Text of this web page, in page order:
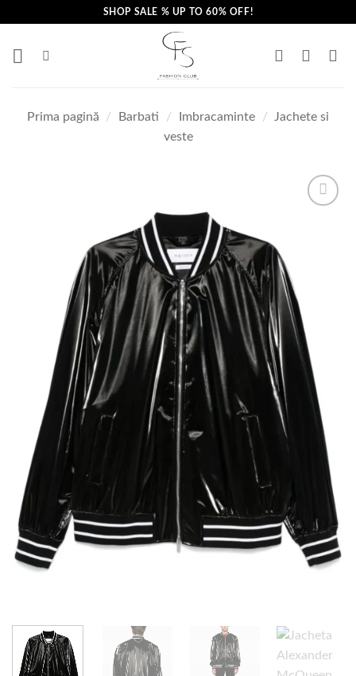
content
SHOP SALE % UP TO 60% OFF!
Prima pagină / Barbati / Imbracaminte /
Jachete si
veste